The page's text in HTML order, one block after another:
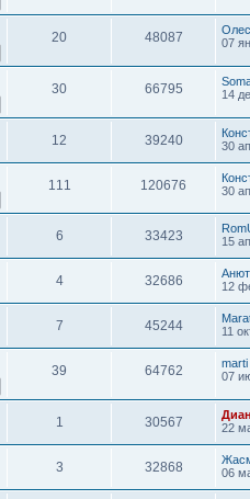
20 48087
07
30 66795
14
12 39240
30
111 120676
30
6 33423
15
4 32686
12
7 45244
11
39 64762
marti
07
1 30567
22
3 32868
06